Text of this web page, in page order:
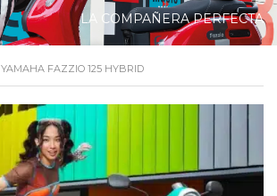
LA COMPAÑERA PERFECTA
YAMAHA FAZZIO 125 HYBRID